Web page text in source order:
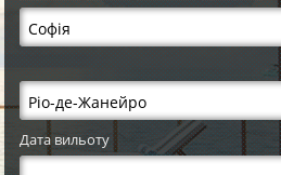
Дата вильоту